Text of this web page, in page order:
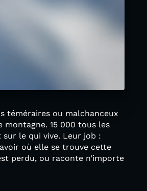
téméraires ou malchanceux
montagne. 15 000 tous les
sur le qui vive. Leur job :
où elle se trouve cette
perdu, ou raconte n’importe